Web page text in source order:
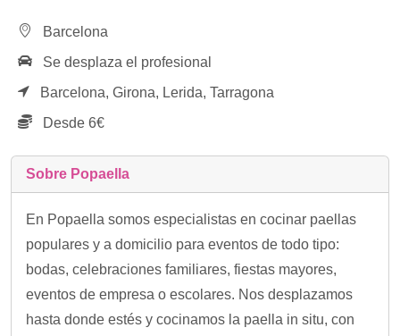
Barcelona
Se desplaza el profesional
Barcelona, Girona, Lerida, Tarragona
Desde 6€
Sobre Popaella
En Popaella somos especialistas en cocinar paellas
populares y a domicilio para eventos de todo tipo:
bodas, celebraciones familiares, fiestas mayores,
eventos de empresa o escolares. Nos desplazamos
hasta donde estés y cocinamos la paella in situ, con